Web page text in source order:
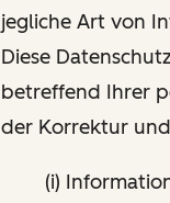
jegliche Art von
Diese
betreffend Ihrer
der Korrektur
(i)